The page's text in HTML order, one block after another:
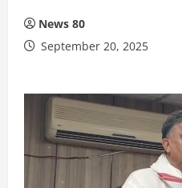
News 80
September 20, 2025